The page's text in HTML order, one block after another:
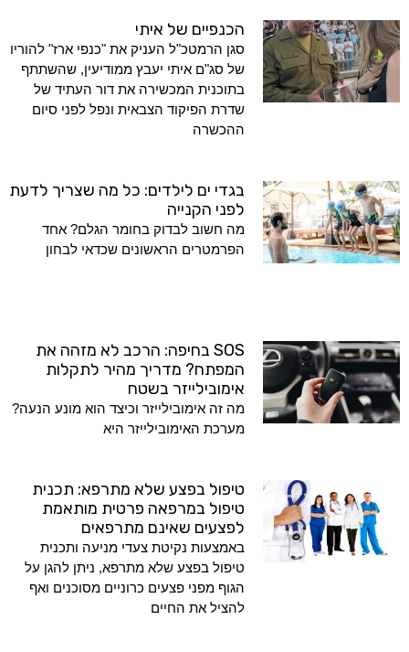
הכנפיים של איתי
סגן הרמטכ"ל העניק את "כנפי ארז" להוריו
של סג"ם איתי יעבץ ממודיעין, שהשתתף
בתוכנית המכשירה את דור העתיד של
שדרת הפיקוד הצבאית ונפל לפני סיום
ההכשרה
בגדי ים לילדים: כל מה שצריך לדעת
לפני הקנייה
מה חשוב לבדוק בחומר הגלם? אחד
הפרמטרים הראשונים שכדאי לבחון
SOS בחיפה: הרכב לא מזהה את
המפתח? מדריך מהיר לתקלות
אימובילייזר בשטח
מה זה אימובילייזר וכיצד הוא מונע הנעה?
מערכת האימובילייזר היא
טיפול בפצע שלא מתרפא: תכנית
טיפול במרפאה פרטית מותאמת
לפצעים שאינם מתרפאים
באמצעות נקיטת צעדי מניעה ותכנית
טיפול בפצע שלא מתרפא, ניתן להגן על
הגוף מפני פצעים כרוניים מסוכנים ואף
להציל את החיים